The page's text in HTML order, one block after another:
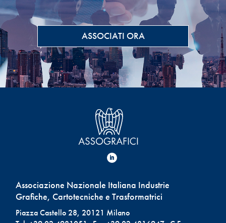
ASSOCIATI ORA
Associazione Nazionale Italiana Industrie
Grafiche, Cartotecniche e Trasformatrici
Piazza Castello 28, 20121 Milano